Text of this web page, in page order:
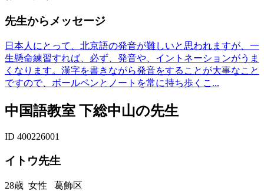
先生からメッセージ
日本人にとって、北京語の発音が難しいと思われますが、一
生懸命練習すれば、必ず、発音や、イントネーションがうま
くなります。漢字を書きながら発音をすることが大事なこと
ですので、ボールペンとノートを常に持ち歩くこ...
中国語教室 下総中山の先生
ID 400226001
イトウ先生
28歳 女性 葛飾区